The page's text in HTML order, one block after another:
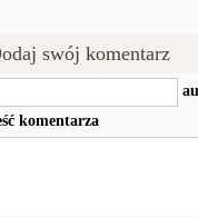
swój komentarz
komentarza